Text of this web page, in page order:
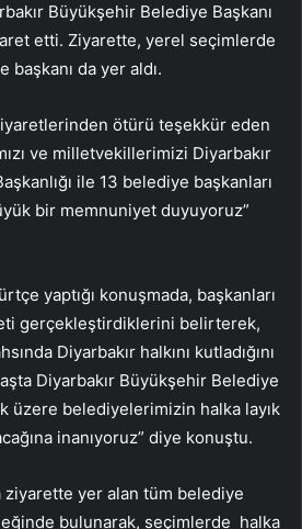
Büyükşehir Belediye Başkanı
etti. Ziyarette, yerel seçimlerde
başkanı da yer aldı.
ötürü teşekkür eden
ve milletvekillerimizi Diyarbakır
ile 13 belediye başkanları
bir memnuniyet duyuyoruz”
yaptığı konuşmada, başkanları
gerçekleştirdiklerini belirterek,
Diyarbakır halkını kutladığını
Diyarbakır Büyükşehir Belediye
üzere belediyelerimizin halka layık
inanıyoruz” diye konuştu.
ziyarette yer alan tüm belediye
bulunarak, seçimlerde halka